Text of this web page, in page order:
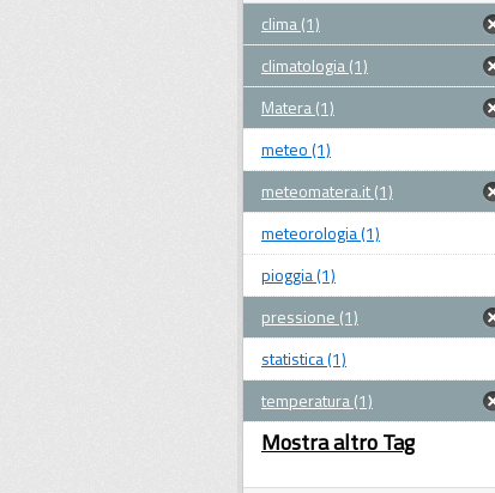
clima (1)
climatologia (1)
Matera (1)
meteo (1)
meteomatera.it (1)
meteorologia (1)
pioggia (1)
pressione (1)
statistica (1)
temperatura (1)
Mostra altro Tag